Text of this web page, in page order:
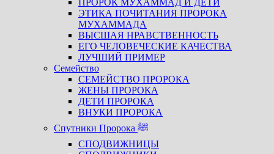
ЭТИКА ПОЧИТАНИЯ ПРОРОКА
МУХАММАДА
ВЫСШАЯ НРАВСТВЕННОСТЬ
ЕГО ЧЕЛОВЕЧЕСКИЕ КАЧЕСТВА
ЛУЧШИЙ ПРИМЕР
Семейство
СЕМЕЙСТВО ПРОРОКА
ЖЕНЫ ПРОРОКА
ДЕТИ ПРОРОКА
ВНУКИ ПРОРОКА
Спутники Пророка ﷺ
СПОДВИЖНИЦЫ